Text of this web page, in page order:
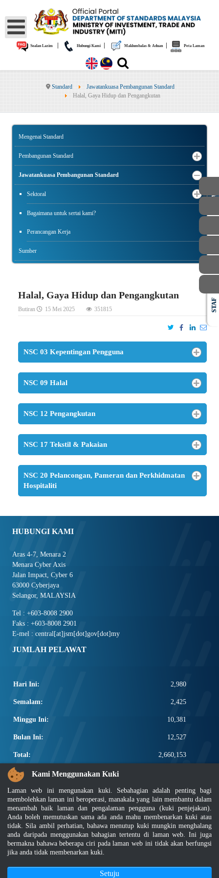
Soalan Lazim| Hubungi Kami| Maklumbalas & Aduan| Peta Laman
Standard
Jawatankuasa Pembangunan Standard
Halal, Gaya Hidup dan Pengangkutan
Mengenai Standard
Pembangunan Standard
Jawatankuasa Pembangunan Standard
Sektoral
Bagaimana untuk sertai kami?
Perancangan Kerja
Sumber
Halal, Gaya Hidup dan Pengangkutan
Butiran 15 Mei 2025 351815
NSC 03 Kepentingan Pengguna
NSC 09 Halal
NSC 12 Pengangkutan
NSC 17 Tekstil & Pakaian
NSC 20 Pelancongan, Pameran dan Perkhidmatan
Hospitaliti
HUBUNGI KAMI
Aras 4-7, Menara 2
Menara Cyber Axis
Jalan Impact, Cyber 6
63000 Cyberjaya
Selangor, MALAYSIA
Tel : +603-8008 2900
Faks : +603-8008 2901
E-mel : central[at]jsm[dot]gov[dot]my
JUMLAH PELAWAT
Hari Ini: 2,980
Semalam: 2,425
Minggu Ini: 10,381
Bulan Ini: 12,527
Total: 2,660,153
PAUTAN POPULAR
Elektroteknikal, ICT dan Pembinaan
Other Notification Search
Regular Notification Search
Notification Subscription
Pengurusan Perniagaan dan Keselamatan Pekerjaan
Peta Laman|MyGOV
AWAM
STAF
Kami Menggunakan Kuki
Laman web ini mengunakan kuki. Sebahagian adalah penting bagi
membolehkan laman ini beroperasi, manakala yang lain membantu dalam
menambah baik laman dan pengalaman pengguna (kuki penjejakan).
Anda boleh memutuskan sama ada anda mahu membenarkan kuki atau
tidak. Sila ambil perhatian, bahawa menutup kuki mungkin menghalang
anda daripada menggunakan bahagian tertentu di laman web. Ini juga
bermakna bahawa beberapa ciri pada laman web ini tidak akan berfungsi
jika anda tidak membenarkan kuki.
Setuju